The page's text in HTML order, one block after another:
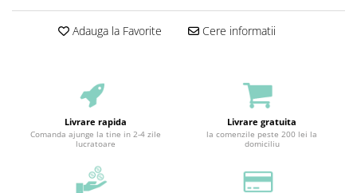
Adauga la Favorite Cere informatii
Livrare rapida
Comanda ajunge la tine in 2-4 zile
lucratoare
Livrare gratuita
la comenzile peste 200 lei la
domiciliu